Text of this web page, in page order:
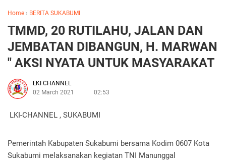
Home › BERITA SUKABUMI
TMMD, 20 RUTILAHU, JALAN DAN
JEMBATAN DIBANGUN, H. MARWAN
" AKSI NYATA UNTUK MASYARAKAT
LKI CHANNEL
02 March 2021
02:53
LKI-CHANNEL , SUKABUMI
Pemerintah Kabupaten Sukabumi bersama Kodim 0607 Kota
Sukabumi melaksanakan kegiatan TNI Manunggal